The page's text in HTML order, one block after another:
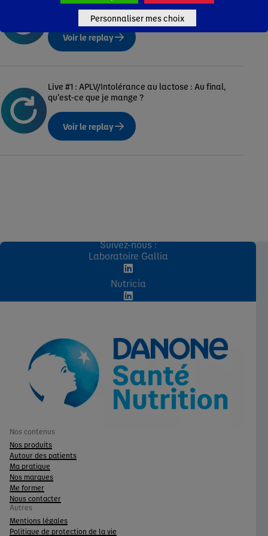
Voir le replay
Live #1 : APLV/Intolérance au lactose : Au final,
qu’est-ce que je mange ?
Voir le replay
Suivez-nous :
Laboratoire Gallia
Nutricia
Nos contenus
Nos produits
Autour des patients
Ma pratique
Nos marques
Me former
Nous contacter
Autres
Mentions légales
Politique de protection de la vie
Personnaliser mes choix